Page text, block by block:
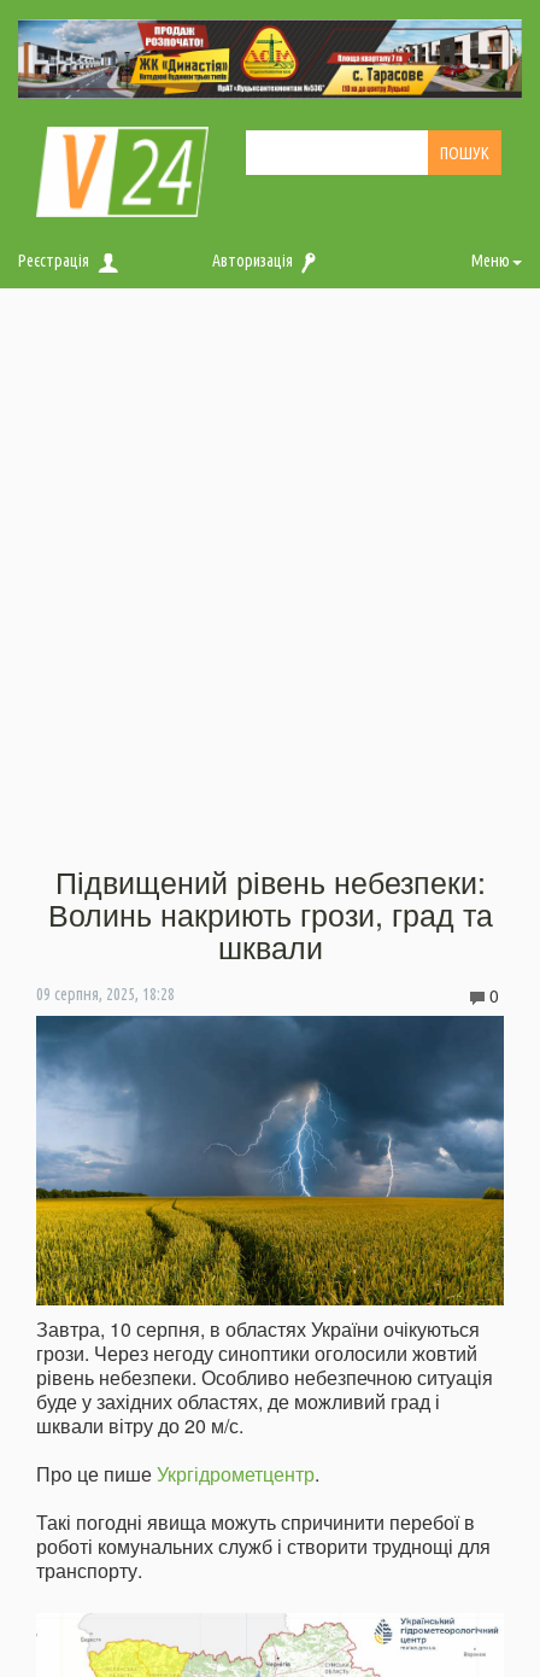
Реєстрація Авторизація Меню
Підвищений рівень небезпеки:
Волинь накриють грози, град та
шквали
09 серпня, 2025, 18:28 0
Завтра, 10 серпня, в областях України очікуються
грози. Через негоду синоптики оголосили жовтий
рівень небезпеки. Особливо небезпечною ситуація
буде у західних областях, де можливий град і
шквали вітру до 20 м/с.
Про це пишеУкргідрометцентр.
Такі погодні явища можуть спричинити перебої в
роботі комунальних служб і створити труднощі для
транспорту.